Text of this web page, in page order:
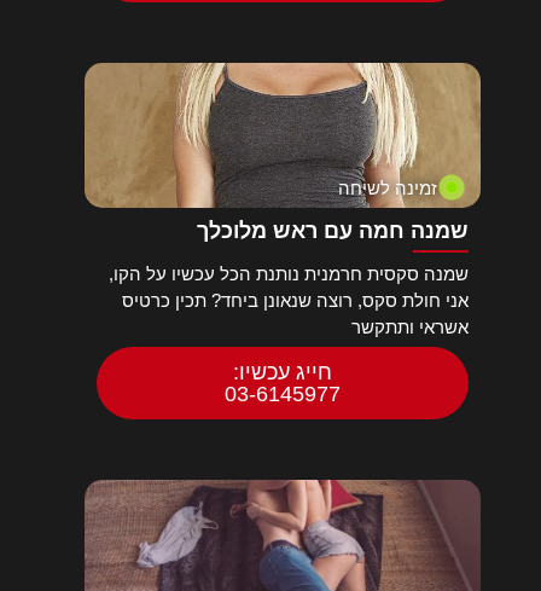
זמינה לשיחה
שמנה חמה עם ראש מלוכלך
שמנה סקסית חרמנית נותנת הכל עכשיו על הקו,
אני חולת סקס, רוצה שנאונן ביחד? תכין כרטיס
אשראי ותתקשר
חייג עכשיו:
03-6145977